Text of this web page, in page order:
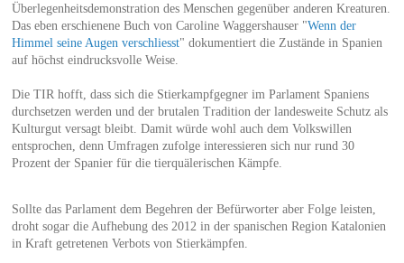
Überlegenheitsdemonstration des Menschen gegenüber anderen Kreaturen.
Das eben erschienene Buch von Caroline Waggershauser "Wenn der
Himmel seine Augen verschliesst" dokumentiert die Zustände in Spanien
auf höchst eindrucksvolle Weise.
Die TIR hofft, dass sich die Stierkampfgegner im Parlament Spaniens
durchsetzen werden und der brutalen Tradition der landesweite Schutz als
Kulturgut versagt bleibt. Damit würde wohl auch dem Volkswillen
entsprochen, denn Umfragen zufolge interessieren sich nur rund 30
Prozent der Spanier für die tierquälerischen Kämpfe.
Sollte das Parlament dem Begehren der Befürworter aber Folge leisten,
droht sogar die Aufhebung des 2012 in der spanischen Region Katalonien
in Kraft getretenen Verbots von Stierkämpfen.